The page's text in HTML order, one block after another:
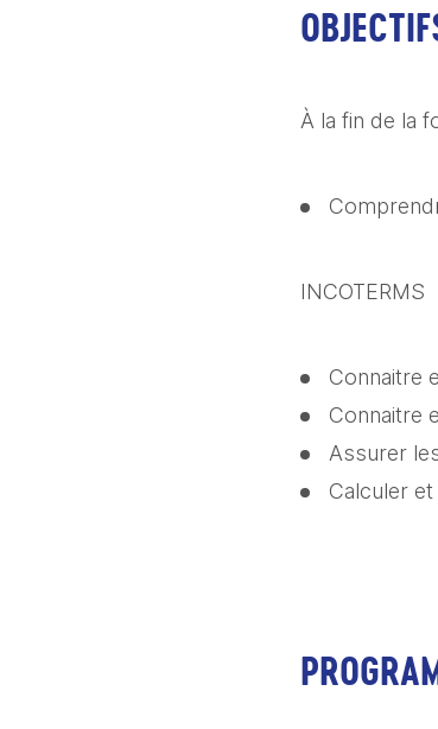
À la fin de la
INCOTERMS
Connaitre
Connaitre
Assurer
Calculer